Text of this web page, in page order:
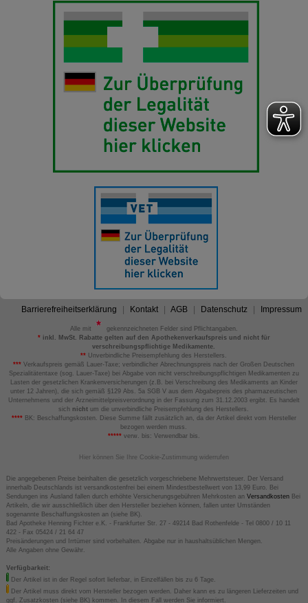
Barrierefreiheitserklärung Kontakt AGB Datenschutz Impressum
Alle mit
gekennzeichneten Felder sind Pflichtangaben.
*inkl. MwSt. Rabatte gelten auf den Apothekenverkaufspreis und nicht für
verschreibungspflichtige Medikamente.
** Unverbindliche Preisempfehlung des Herstellers.
*** Verkaufspreis gemäß Lauer-Taxe; verbindlicher Abrechnungspreis nach der Großen Deutschen
Spezialitätentaxe (sog. Lauer-Taxe) bei Abgabe von nicht verschreibungspflichtigen Medikamenten zu
Lasten der gesetzlichen Krankenversicherungen (z.B. bei Verschreibung des Medikaments an Kinder
unter 12 Jahren), die sich gemäß §129 Abs. 5a SGB V aus dem Abgabepreis des pharmazeutischen
Unternehmens und der Arzneimittelpreisverordnung in der Fassung zum 31.12.2003 ergibt. Es handelt
sich nicht um die unverbindliche Preisempfehlung des Herstellers.
****BK: Beschaffungskosten. Diese Summe fällt zusätzlich an, da der Artikel direkt vom Hersteller
bezogen werden muss.
*****verw. bis: Verwendbar bis.
Hier können Sie Ihre Cookie-Zustimmung widerrufen
Die angegebenen Preise beinhalten die gesetzlich vorgeschriebene Mehrwertsteuer. Der Versand
innerhalb Deutschlands ist versandkostenfrei bei einem Mindestbestellwert von 13,99 Euro. Bei
Sendungen ins Ausland fallen durch erhöhte Versicherungsgebühren Mehrkosten an VersandkostenBei
Artikeln, die wir ausschließlich über den Hersteller beziehen können, fallen unter Umständen
sogenannte Beschaffungskosten an (siehe BK).
Bad Apotheke Henning Fichter e.K. - Frankfurter Str. 27 - 49214 Bad Rothenfelde - Tel 0800 / 10 11
422 - Fax 05424 / 21 64 47
Preisänderungen und Irrtümer sind vorbehalten. Abgabe nur in haushaltsüblichen Mengen.
Alle Angaben ohne Gewähr.
Verfügbarkeit:
Der Artikel ist in der Regel sofort lieferbar, in Einzelfällen bis zu 6 Tage.
Der Artikel muss direkt vom Hersteller bezogen werden. Daher kann es zu längeren Lieferzeiten und
ggf. Zusatzkosten (siehe BK) kommen. In diesem Fall werden Sie informiert.